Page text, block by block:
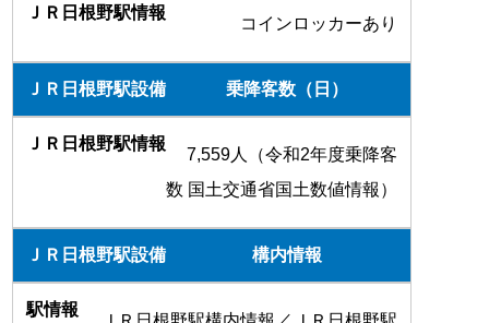
コインロッカーあり
乗降客数（日）
7,559人（令和2年度乗降客
数 国土交通省国土数値情報）
構内情報